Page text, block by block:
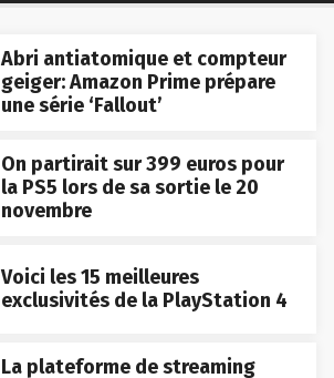
Abri antiatomique et compteur
geiger: Amazon Prime prépare
une série ‘Fallout’
On partirait sur 399 euros pour
la PS5 lors de sa sortie le 20
novembre
Voici les 15 meilleures
exclusivités de la PlayStation 4
La plateforme de streaming